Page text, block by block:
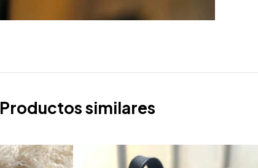
Productos similares